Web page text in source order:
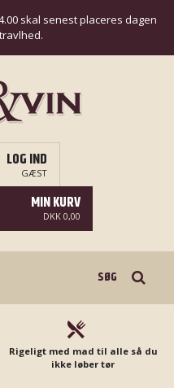
skal senest placeres dagen
LOG IND
GÆST
MIN KURV
DKK 0,00
Rigeligt med mad til alle så du
ikke løber tør